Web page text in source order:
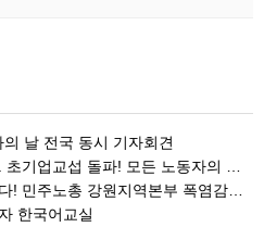
날 전국 동시 기자회견
노동자의 노동기본권 쟁취! 민주노총 7.15 총파업대회
총 강원지역본부 폭염감시단 선포 기자회견
한국어교실